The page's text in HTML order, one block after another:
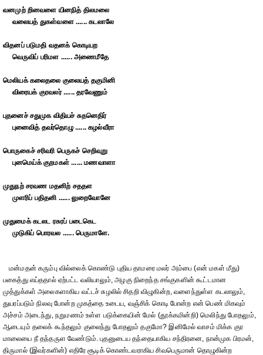
வனமுற் றினவளை யினநித் திலமலை
வலையத் துகள்வளை ...... கடலாலே
விதனப் படுமதி வதனக் கொடியற
வெருவிப் பரிமள ...... அணைமீதே
மெலியக் கலைதலை குலையத் தகுமினி
விரையக் குரவலர் ...... தரவேணும்
புதனைச் சதுமுக விதியச் சுதனெதிர்
புனைவித் தவர்தொழு ...... கழல்வீரா
பொருகைச் சரிவரி பெருகச் செறிவுறு
புனமெய்க் குறமகள் ...... மணவாளா
முதுநற் சரவண மதனிற் சததள
முளரிப் பதிதனி ...... லுறைவோனே
முதுமைக் கடலட ரசுரப் படைகெட
முடுகிப் பொரவல ...... பெருமாளே.
மன்மதன் கரும்பு வில்லைக் கொண்டு புதிய தாமரை மலர் அம்பை (என் மகள் மீது)
பகைத்து எய்ததால் ஏற்பட்ட வலியாலும், அழகு நிறைந்த சங்குகளின் கூட்டமான
முத்துக்கள் அலைகளாகிய வட்டச் சுழலில் சிதறி விழுகின்ற, வளைந்துள்ள கடலாலும்,
துயரப்படும் நிலவு போன்ற முகத்தை உடைய, வஞ்சிக் கொடி போன்ற என் பெண் மிகவும்
அச்சம் அடைந்து, நறுமணம் உள்ள படுக்கையின் மேல் (தூக்கமின்றி) மெலிந்து போதலும்,
ஆடையும் தலைக் கூந்தலும் குலைந்து போதலும் தகுமோ? இனிமேல் வாசம் மிக்க குர
மாலையை நீ தந்தருள வேண்டும். புதனுடைய தந்தையாகிய சந்திரனை, நான்முக பிரமன்,
திருமால் (இவர்களின்) எதிரே சூடிக் கொண்டவராகிய சிவபெருமான் தொழுகின்ற